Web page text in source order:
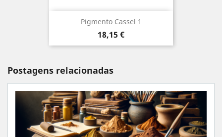
Pigmento Cassel 1
Preço
18,15 €
Postagens relacionadas